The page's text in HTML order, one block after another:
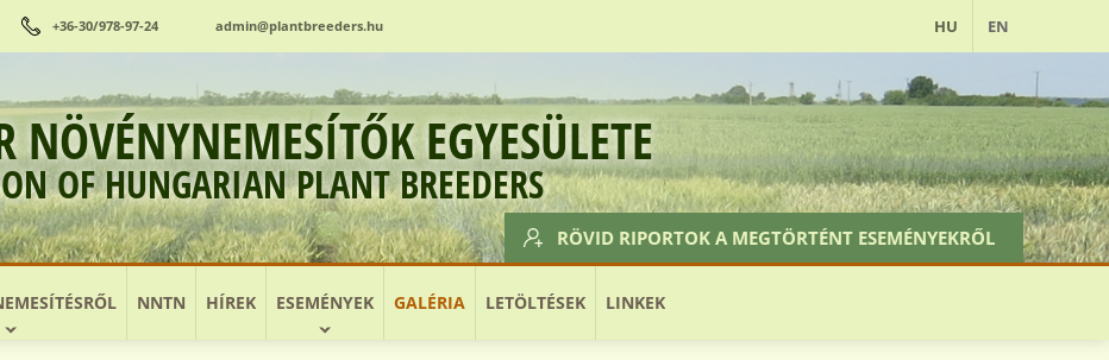
+36-30/978-97-24 admin@plantbreeders.hu HU EN
NÖVÉNYNEMESÍTŐK EGYESÜLETE
OF HUNGARIAN PLANT BREEDERS
TAGFELVÉTEL
ELŐTTÜNK ÁLLÓ ESEMÉNYEK
RÖVID RIPORTOK A MEGTÖRTÉNT ESEMÉNYEKRŐL
NNTN HÍREK ESEMÉNYEK GALÉRIA LETÖLTÉSEK LINKEK